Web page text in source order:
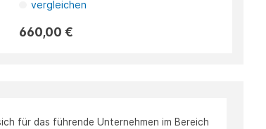
vergleichen
660,00 €
für das führende Unternehmen im Bereich